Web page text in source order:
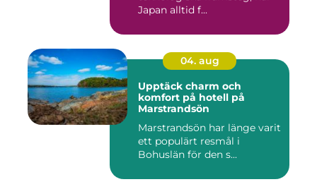
Japan alltid f...
04. aug
Upptäck charm och
komfort på hotell på
Marstrandsön
Marstrandsön har länge varit
ett populärt resmål i
Bohuslän för den s...